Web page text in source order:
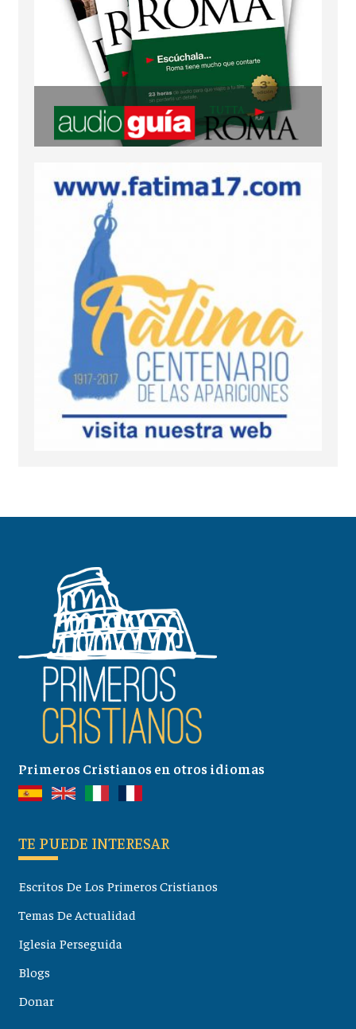
Primeros Cristianos en otros idiomas
TE PUEDE INTERESAR
Escritos De Los Primeros Cristianos
Temas De Actualidad
Iglesia Perseguida
Blogs
Donar